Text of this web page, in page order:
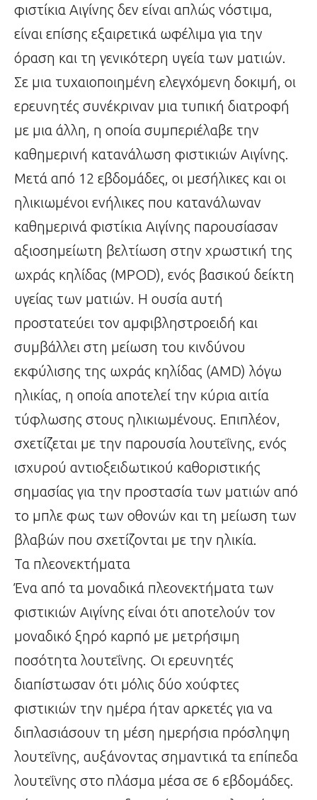
φιστίκια Αιγίνης δεν είναι απλώς νόστιμα,
είναι επίσης εξαιρετικά ωφέλιμα για την
όραση και τη γενικότερη υγεία των ματιών.
Σε μια τυχαιοποιημένη ελεγχόμενη δοκιμή, οι
ερευνητές συνέκριναν μια τυπική διατροφή
με μια άλλη, η οποία συμπεριέλαβε την
καθημερινή κατανάλωση φιστικιών Αιγίνης.
Μετά από 12 εβδομάδες, οι μεσήλικες και οι
ηλικιωμένοι ενήλικες που κατανάλωναν
καθημερινά φιστίκια Αιγίνης παρουσίασαν
αξιοσημείωτη βελτίωση στην χρωστική της
ωχράς κηλίδας (MPOD), ενός βασικού δείκτη
υγείας των ματιών. Η ουσία αυτή
προστατεύει τον αμφιβληστροειδή και
συμβάλλει στη μείωση του κινδύνου
εκφύλισης της ωχράς κηλίδας (AMD) λόγω
ηλικίας, η οποία αποτελεί την κύρια αιτία
τύφλωσης στους ηλικιωμένους. Επιπλέον,
σχετίζεται με την παρουσία λουτεΐνης, ενός
ισχυρού αντιοξειδωτικού καθοριστικής
σημασίας για την προστασία των ματιών από
το μπλε φως των οθονών και τη μείωση των
βλαβών που σχετίζονται με την ηλικία.
Τα πλεονεκτήματα
Ένα από τα μοναδικά πλεονεκτήματα των
φιστικιών Αιγίνης είναι ότι αποτελούν τον
μοναδικό ξηρό καρπό με μετρήσιμη
ποσότητα λουτεΐνης. Οι ερευνητές
διαπίστωσαν ότι μόλις δύο χούφτες
φιστικιών την ημέρα ήταν αρκετές για να
διπλασιάσουν τη μέση ημερήσια πρόσληψη
λουτεΐνης, αυξάνοντας σημαντικά τα επίπεδα
λουτεΐνης στο πλάσμα μέσα σε 6 εβδομάδες.